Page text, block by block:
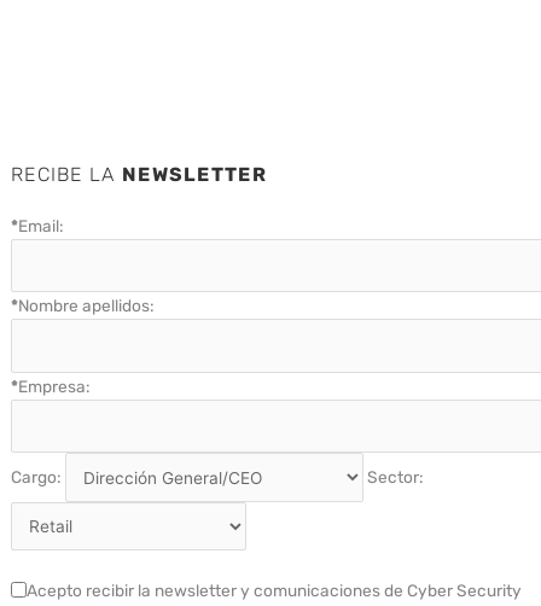
RECIBE LA NEWSLETTER
*Email:
*Nombre apellidos:
*Empresa:
Cargo: Sector:
Acepto recibir la newsletter y comunicaciones de Cyber Security